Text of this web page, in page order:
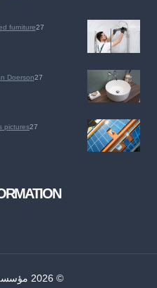
furniture27 مايو، 2022
Doerson27 مايو، 2022
pictures27 مايو، 2022
© 2026 مؤسسة أراضي الشفاء